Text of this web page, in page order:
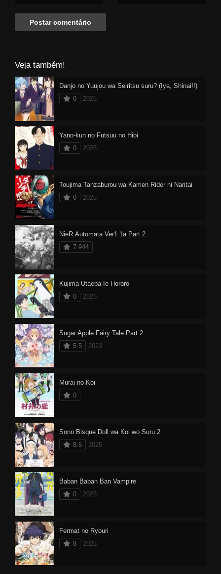
Veja também!
Danjo no Yuujou wa Seiritsu suru? (Iya, Shinai!!)
0
2025
Yano-kun no Futsuu no Hibi
0
2025
Toujima Tanzaburou wa Kamen Rider ni Naritai
0
2025
NieR:Automata Ver1.1a Part 2
7.944
Kujima Utaeba Ie Hororo
0
2026
Sugar Apple Fairy Tale Part 2
5.5
2023
Murai no Koi
0
Sono Bisque Doll wa Koi wo Suru 2
8.5
2025
Baban Baban Ban Vampire
0
2025
Fermat no Ryouri
8
2025